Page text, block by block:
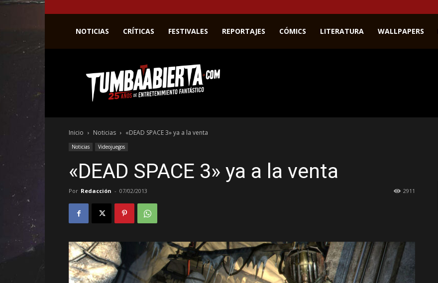
NOTICIAS CRÍTICAS FESTIVALES REPORTAJES CÓMICS LITERATURA WALLPAPERS
web
del
entretenimiento
el
género
Inicio Noticias «DEAD SPACE 3» ya a la venta
Noticias Videojuegos
«DEAD SPACE 3» ya a la venta
Por Redacción - 07/02/2013 2911